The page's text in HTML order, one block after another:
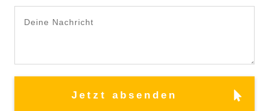
Jetzt absenden